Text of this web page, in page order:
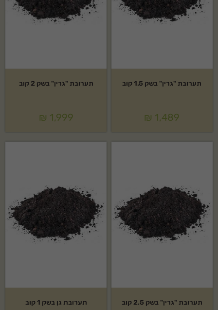
תערובת "גרין" בשק 1.5 קוב
₪ 1,489
תערובת "גרין" בשק 2 קוב
₪ 1,999
תערובת "גרין" בשק 2.5 קוב תערובת גן בשק 1 קוב